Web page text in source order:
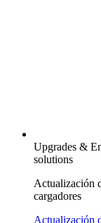
Upgrades &
solutions
Actualización
cargadores
Actualización